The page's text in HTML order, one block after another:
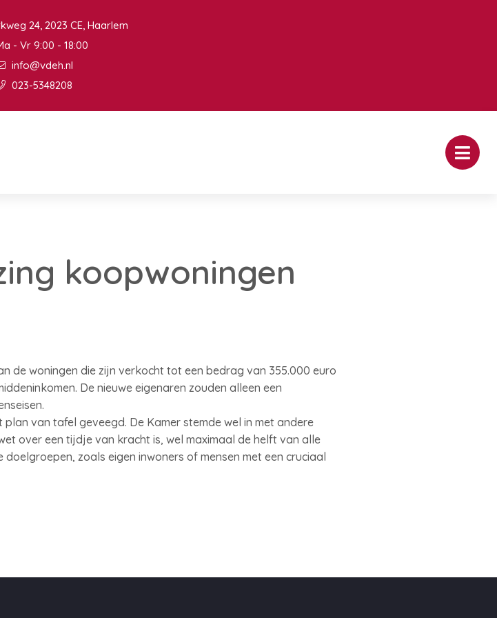
24, 2023 CE, Haarlem
- Vr 9:00 - 18:00
info@vdeh.nl
023-5348208
koopwoningen
de woningen die zijn verkocht tot een bedrag van 355.000 euro
De nieuwe eigenaren zouden alleen een
van tafel geveegd. De Kamer stemde wel in met andere
over een tijdje van kracht is, wel maximaal de helft van alle
zoals eigen inwoners of mensen met een cruciaal